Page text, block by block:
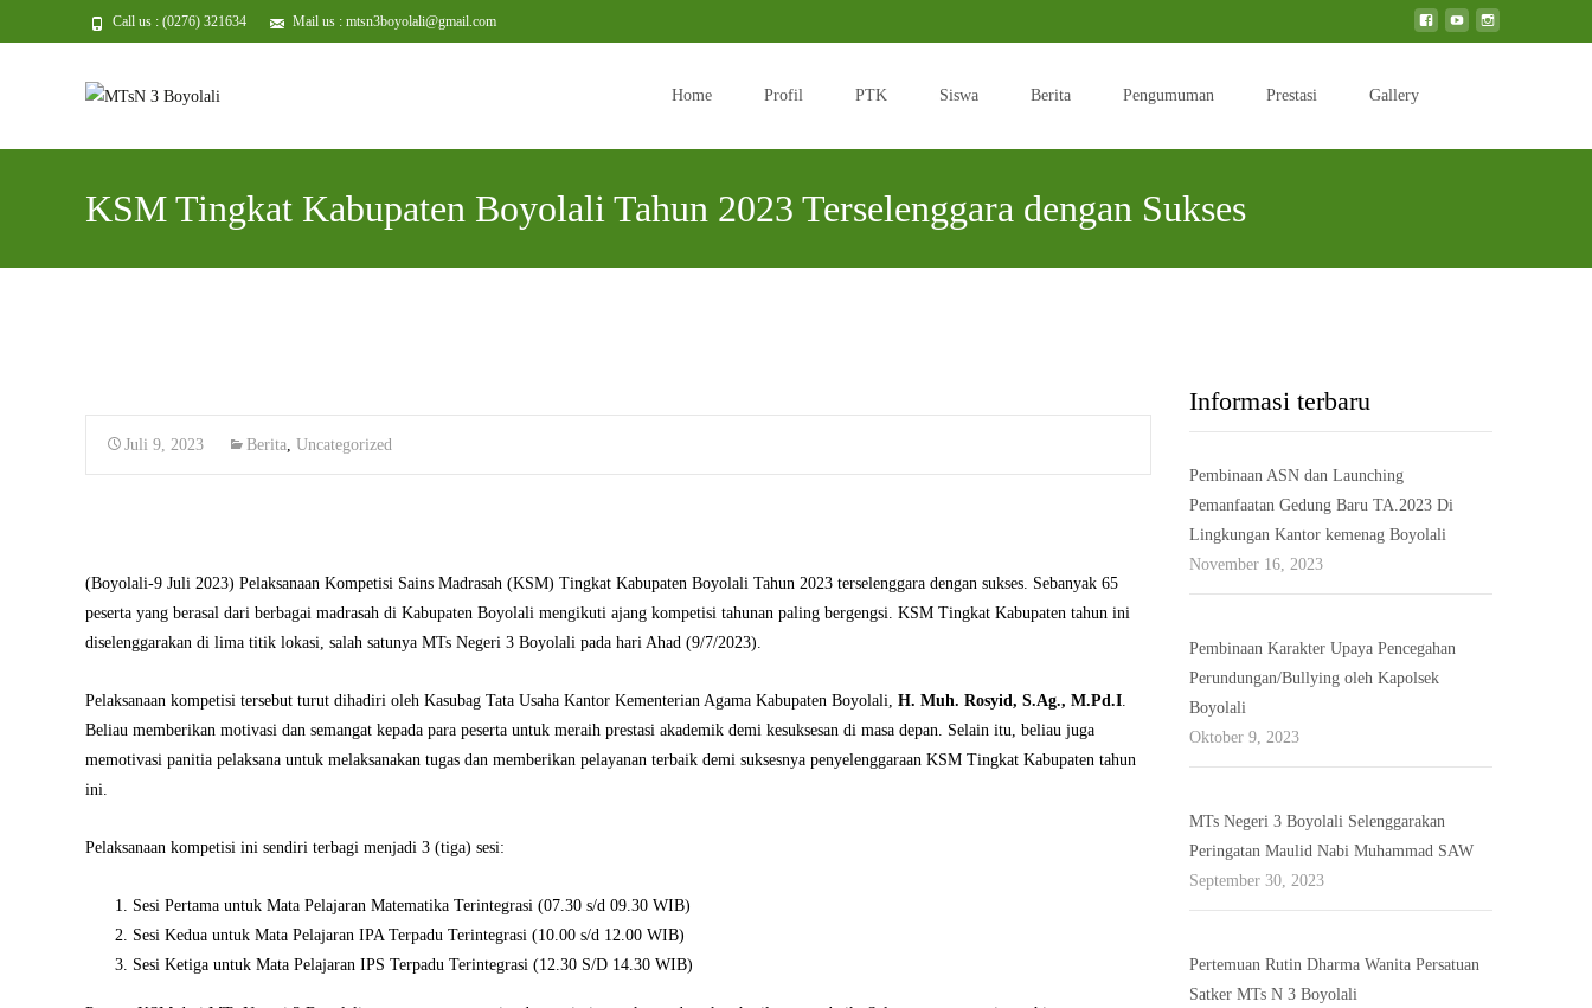
Call us : (0276) 321634 Mail us : mtsn3boyolali@gmail.com
Home Profil PTK Siswa Berita Pengumuman Prestasi Gallery
KSM Tingkat Kabupaten Boyolali Tahun 2023 Terselenggara dengan Sukses
Juli 9, 2023 Berita, Uncategorized
(Boyolali-9 Juli 2023) Pelaksanaan Kompetisi Sains Madrasah (KSM) Tingkat Kabupaten Boyolali Tahun 2023 terselenggara dengan sukses. Sebanyak 65
peserta yang berasal dari berbagai madrasah di Kabupaten Boyolali mengikuti ajang kompetisi tahunan paling bergengsi. KSM Tingkat Kabupaten tahun ini
diselenggarakan di lima titik lokasi, salah satunya MTs Negeri 3 Boyolali pada hari Ahad (9/7/2023).
Pelaksanaan kompetisi tersebut turut dihadiri oleh Kasubag Tata Usaha Kantor Kementerian Agama Kabupaten Boyolali, H. Muh. Rosyid, S.Ag., M.Pd.I.
Beliau memberikan motivasi dan semangat kepada para peserta untuk meraih prestasi akademik demi kesuksesan di masa depan. Selain itu, beliau juga
memotivasi panitia pelaksana untuk melaksanakan tugas dan memberikan pelayanan terbaik demi suksesnya penyelenggaraan KSM Tingkat Kabupaten tahun
ini.
Pelaksanaan kompetisi ini sendiri terbagi menjadi 3 (tiga) sesi:
Sesi Pertama untuk Mata Pelajaran Matematika Terintegrasi (07.30 s/d 09.30 WIB)
Sesi Kedua untuk Mata Pelajaran IPA Terpadu Terintegrasi (10.00 s/d 12.00 WIB)
Sesi Ketiga untuk Mata Pelajaran IPS Terpadu Terintegrasi (12.30 S/D 14.30 WIB)
Informasi terbaru
Pembinaan ASN dan Launching
Pemanfaatan Gedung Baru TA.2023 Di
Lingkungan Kantor kemenag Boyolali
November 16, 2023
Pembinaan Karakter Upaya Pencegahan
Perundungan/Bullying oleh Kapolsek
Boyolali
Oktober 9, 2023
MTs Negeri 3 Boyolali Selenggarakan
Peringatan Maulid Nabi Muhammad SAW
September 30, 2023
Pertemuan Rutin Dharma Wanita Persatuan
Satker MTs N 3 Boyolali